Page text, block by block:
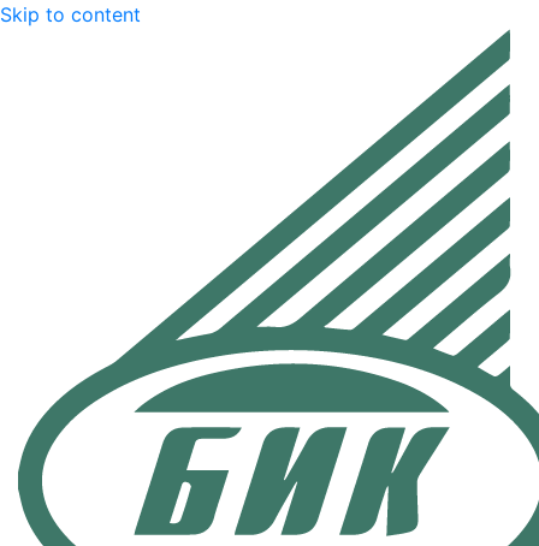
Skip to content